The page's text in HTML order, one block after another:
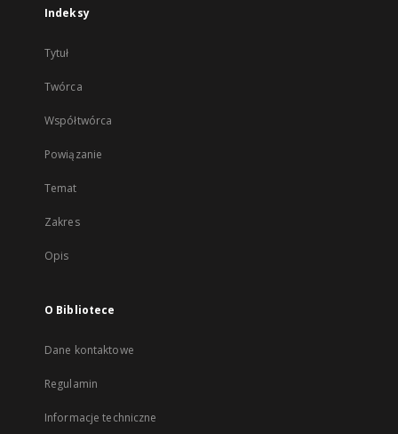
Indeksy
Tytuł
Twórca
Współtwórca
Powiązanie
Temat
Zakres
Opis
O Bibliotece
Dane kontaktowe
Regulamin
Informacje techniczne